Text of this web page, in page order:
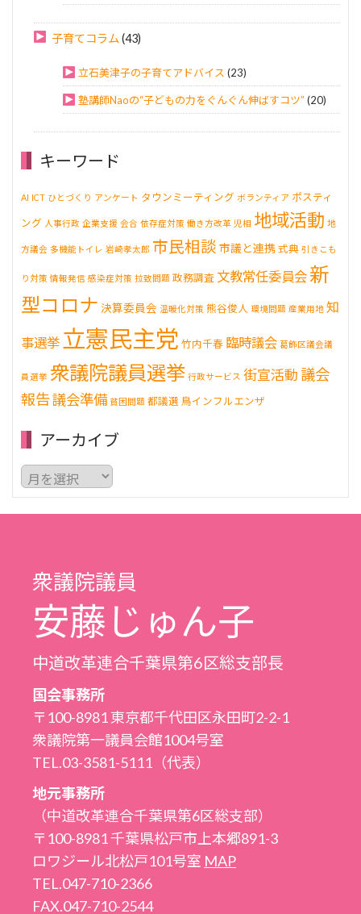
子育てコラム (43)
立石美津子の子育てアドバイス (23)
塾講師Naoの“子どもの力をぐんぐん伸ばすコツ” (20)
キーワード
AI ICT ひとづくり アンケート タウンミーティング ボランティア ポスティ
ング 人事行政 企業支援 会合 依存症対策 働き方改革 児相 地域活動 地
方議会 多機能トイレ 岩崎孝太郎 市民相談 市議と連携 式典 引きこも
り対策 情報発信 感染症対策 拉致問題 政務調査 文教常任委員会 新
型コロナ 決算委員会 温暖化対策 熊谷俊人 環境問題 産業用地 知
事選挙 立憲民主党 竹内千春 臨時議会 葛飾区議会議
員選挙 衆議院議員選挙 行政サービス 街宣活動 議会
報告議会準備 貧困問題 都議選 鳥インフルエンザ
アーカイブ
ア
ー
カ
イ
衆議院議員
安藤じゅん子
中道改革連合千葉県第6区総支部長
国会事務所
〒100-8981 東京都千代田区永田町2-2-1
衆議院第一議員会館1004号室
TEL.03-3581-5111（代表）
地元事務所
（中道改革連合千葉県第6区総支部）
〒100-8981 千葉県松戸市上本郷891-3
ロワジール北松戸101号室 MAP
TEL.047-710-2366
FAX.047-710-2544